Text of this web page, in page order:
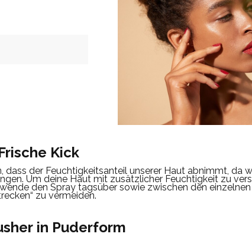
Kick
dass der Feuchtigkeitsanteil unserer Haut abnimmt, da
Um deine Haut mit zusätzlicher Feuchtigkeit zu
den Spray tagsüber sowie zwischen den
zu vermeiden.
in Puderform